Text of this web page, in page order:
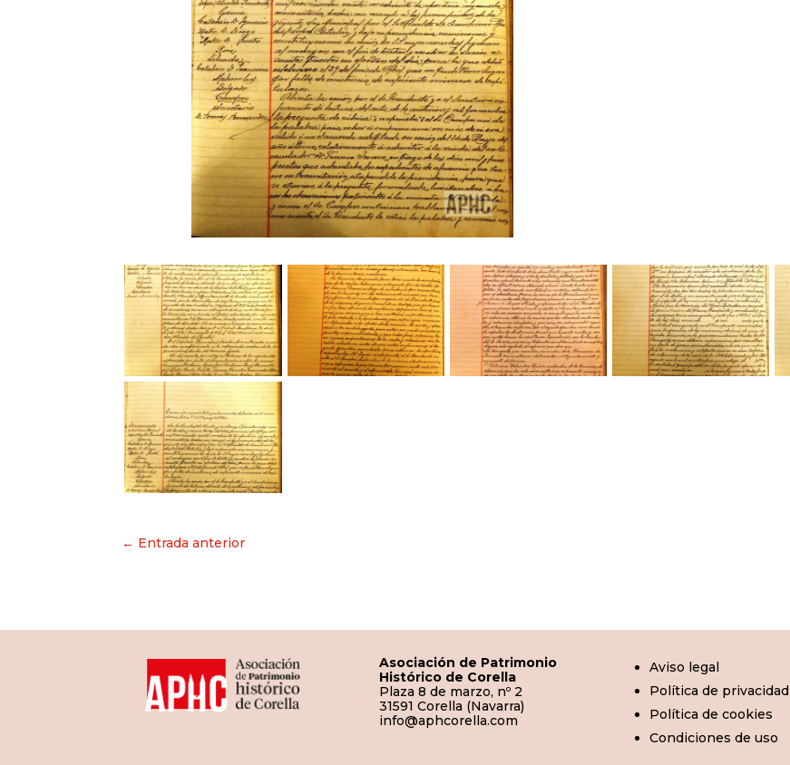
Navegación
← Entrada anterior
Asociación de Patrimonio
Histórico de Corella
Plaza 8 de marzo, nº 2
31591 Corella (Navarra)
info@aphcorella.com
Aviso legal
Política de privacidad
Política de cookies
Condiciones de uso